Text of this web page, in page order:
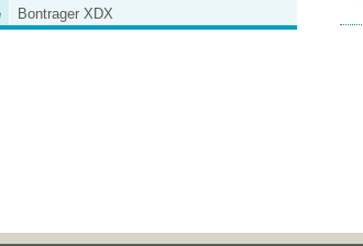
Bontrager XDX